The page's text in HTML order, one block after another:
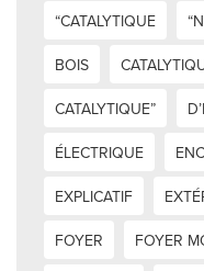
“CATALYTIQUE
BOIS
CATALYTIQUE”
ÉLECTRIQUE
EXPLICATIF
FOYER
FOYER